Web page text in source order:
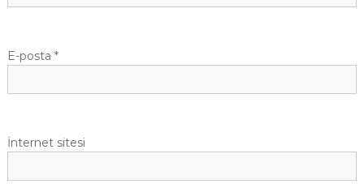
E-posta *
İnternet sitesi